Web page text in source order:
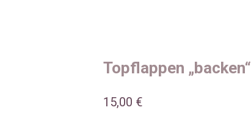
Topflappen „backen“
15,00 €